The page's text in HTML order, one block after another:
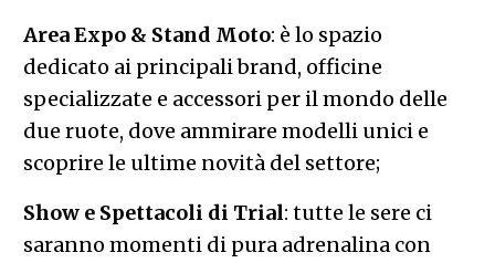
Area Expo & Stand Moto: è lo spazio
dedicato ai principali brand, officine
specializzate e accessori per il mondo delle
due ruote, dove ammirare modelli unici e
scoprire le ultime novità del settore;
Show e Spettacoli di Trial: tutte le sere ci
saranno momenti di pura adrenalina con